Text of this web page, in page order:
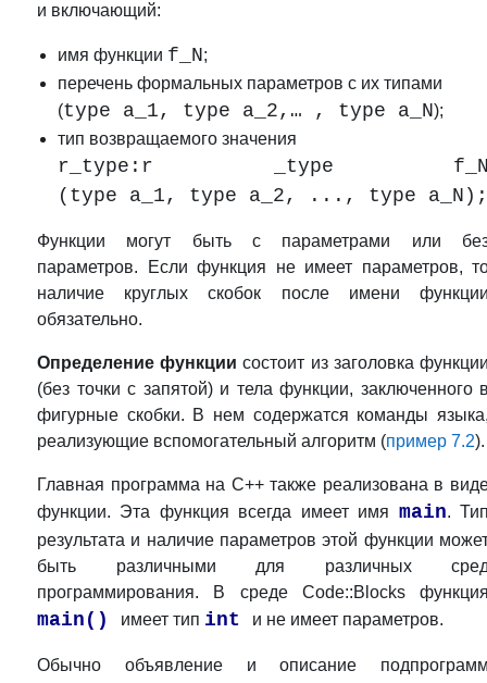
и включающий:
имя функции f_N;
перечень формальных параметров с их типами
(type a_1, type a_2,… , type a_N);
тип возвращаемого значения
r_type: r _type
(type a_1, type a_2, ..., type
Функции могут быть с параметрами или
параметров. Если функция не имеет параметров,
наличие круглых скобок после имени
обязательно.
Определение функции состоит из заголовка
(без точки с запятой) и тела функции, заключенного
фигурные скобки. В нем содержатся команды
реализующие вспомогательный алгоритм (пример 7.2).
Главная программа на С++ также реализована в
функции. Эта функция всегда имеет имя main.
результата и наличие параметров этой функции
быть различными для различных
программирования. В среде Code::Blocks
main() имеет тип int и не имеет параметров.
Обычно объявление и описание